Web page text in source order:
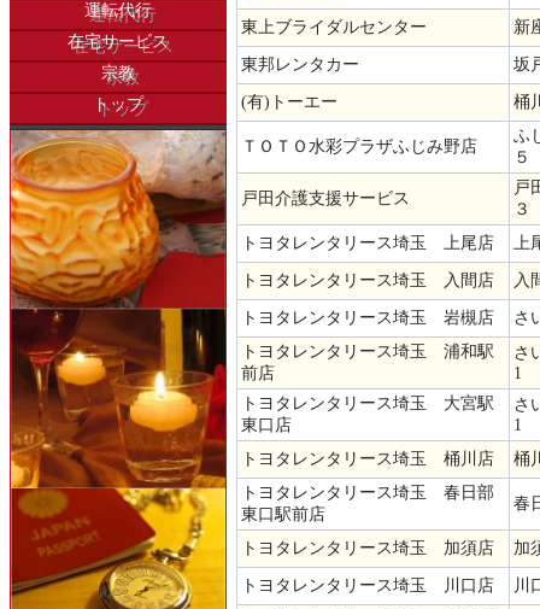
運転代行
在宅サービス
宗教
トップ
東上ブライダルセンター 新
東邦レンタカー 坂
(有)トーエー 桶
ＴＯＴＯ水彩プラザふじみ野店
ふ
５
戸田介護支援サービス
戸
３
トヨタレンタリース埼玉 上尾店
上
トヨタレンタリース埼玉 入間店 入
トヨタレンタリース埼玉 岩槻店
さ
トヨタレンタリース埼玉 浦和駅
前店
さ
1
トヨタレンタリース埼玉 大宮駅
東口店
さ
1
トヨタレンタリース埼玉 桶川店
桶
トヨタレンタリース埼玉 春日部
東口駅前店
春
トヨタレンタリース埼玉 加須店 加
トヨタレンタリース埼玉 川口店
川